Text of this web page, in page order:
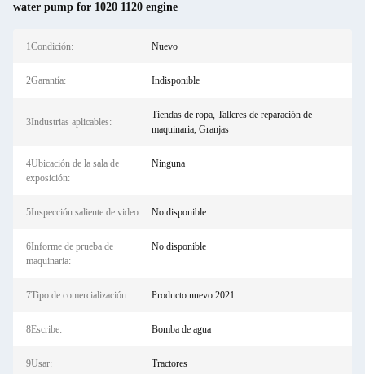
water pump for 1020 1120 engine
1Condición: Nuevo
2Garantía: Indisponible
3Industrias aplicables:
Tiendas de ropa, Talleres de reparación de
maquinaria, Granjas
4Ubicación de la sala de
exposición:
Ninguna
5Inspección saliente de video: No disponible
6Informe de prueba de
maquinaria:
No disponible
7Tipo de comercialización: Producto nuevo 2021
8Escribe: Bomba de agua
9Usar: Tractores